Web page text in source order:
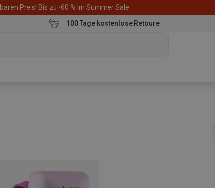
Preis! Bis zu -60 % im Summer Sale
100 Tage kostenlose Retoure